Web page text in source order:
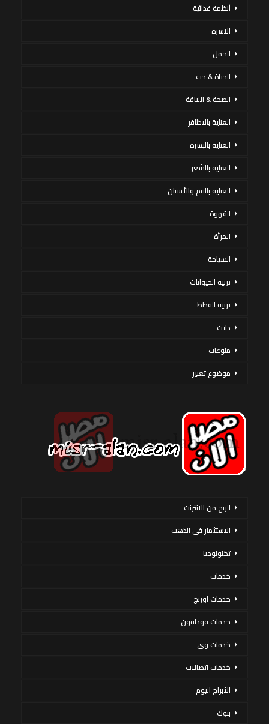
أنظمة غذائية
الاسرة
الحمل
الحياة & حب
الصحة & اللياقة
العناية بالاظافر
العناية بالبشرة
العناية بالشعر
العناية بالفم والأسنان
القهوة
المرأة
السياحة
تربية الحيوانات
تربية القطط
دايت
منوعات
موضوع تعبير
الربح من الانترنت
الاستثمار فى الذهب
تكنولوجيا
خدمات
خدمات اورنج
خدمات فودافون
خدمات وى
خدمات اتصالات
الأبراج اليوم
بنوك